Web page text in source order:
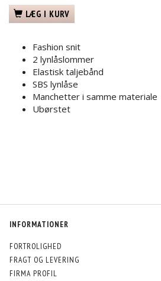
LÆG I KURV
Fashion snit
2 lynlåslommer
Elastisk taljebånd
SBS lynlåse
Manchetter i samme materiale
Ubørstet
INFORMATIONER
FORTROLIGHED
FRAGT OG LEVERING
FIRMA PROFIL